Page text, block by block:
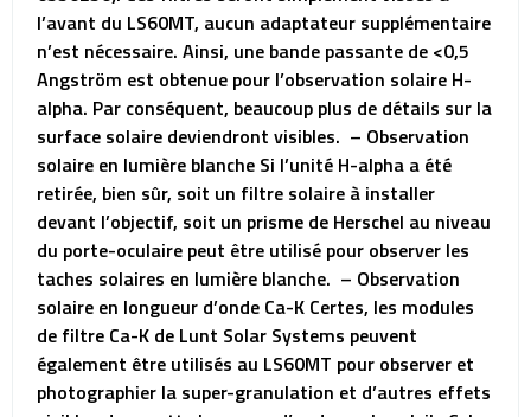
l’avant du LS60MT, aucun adaptateur supplémentaire
n’est nécessaire. Ainsi, une bande passante de <0,5
Angström est obtenue pour l’observation solaire H-
alpha. Par conséquent, beaucoup plus de détails sur la
surface solaire deviendront visibles. – Observation
solaire en lumière blanche Si l’unité H-alpha a été
retirée, bien sûr, soit un filtre solaire à installer
devant l’objectif, soit un prisme de Herschel au niveau
du porte-oculaire peut être utilisé pour observer les
taches solaires en lumière blanche. – Observation
solaire en longueur d’onde Ca-K Certes, les modules
de filtre Ca-K de Lunt Solar Systems peuvent
également être utilisés au LS60MT pour observer et
photographier la super-granulation et d’autres effets